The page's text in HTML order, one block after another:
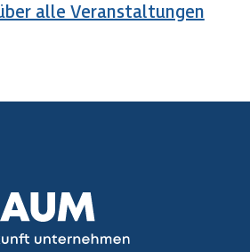
alle Veranstaltungen